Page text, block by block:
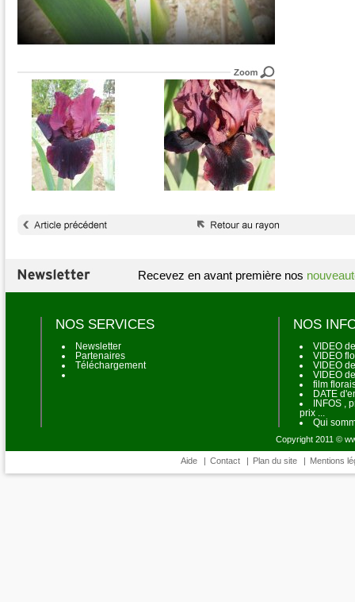
Recevez en avant première nos
NOS SERVICES
Newsletter
Partenaires
Téléchargement
NOS
VIDEO
VIDEO
VIDEO
VIDEO
film
DATE
INFOS ,
prix ...
Qui
Copyright 2011 ©
Aide | Contact | Plan du site | Mentions